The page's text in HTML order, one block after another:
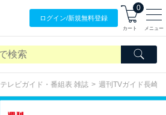
ログイン/新規無料登録
0
カート メニュー
テレビガイド・番組表 雑誌 週刊TVガイド長崎